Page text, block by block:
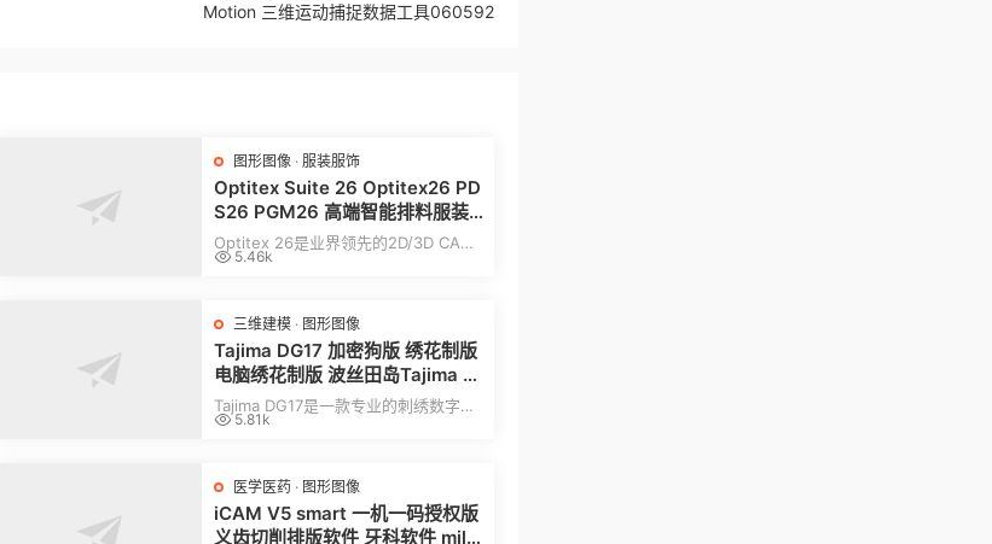
Motion 三维运动捕捉数据工具060592
图形图像 ·服装服饰
Optitex Suite 26 Optitex26 PD
S26 PGM26 高端智能排料服装
打版设计工具 020509
Optitex 26是业界领先的2D/3D CAD
时装设计软件，旨在以无与伦比的精
5.46k
三维建模 · 图形图像
Tajima DG17 加密狗版 绣花制版
电脑绣花制版 波丝田岛Tajima D
G17多国语言 全功能版
Tajima DG17是一款专业的刺绣数字化
和设计软件，提供先进的工具，用于精
5.81k
医学医药 · 图形图像
iCAM V5 smart 一机一码授权版
义齿切削排版软件 牙科软件 millb